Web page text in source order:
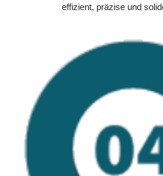
effizient, präzise und